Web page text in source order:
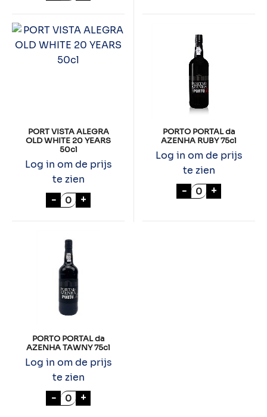
PORT VISTA ALEGRA
OLD WHITE 20 YEARS
50cl
Log in om de prijs
te zien
- PORT VISTA ALEGRA OLD WHITE 20
+
PORTO PORTAL da
AZENHA RUBY 75cl
Log in om de prijs
te zien
- PORTO
+
PORTO PORTAL da
AZENHA TAWNY 75cl
Log in om de prijs
te zien
- PORTO PORTAL da AZENHA TAWNY 75cl
+